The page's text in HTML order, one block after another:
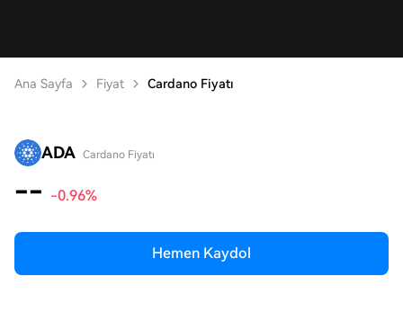
Ana Sayfa Fiyat Cardano Fiyatı
ADA Cardano Fiyatı
-- -0.96%
Hemen Kaydol